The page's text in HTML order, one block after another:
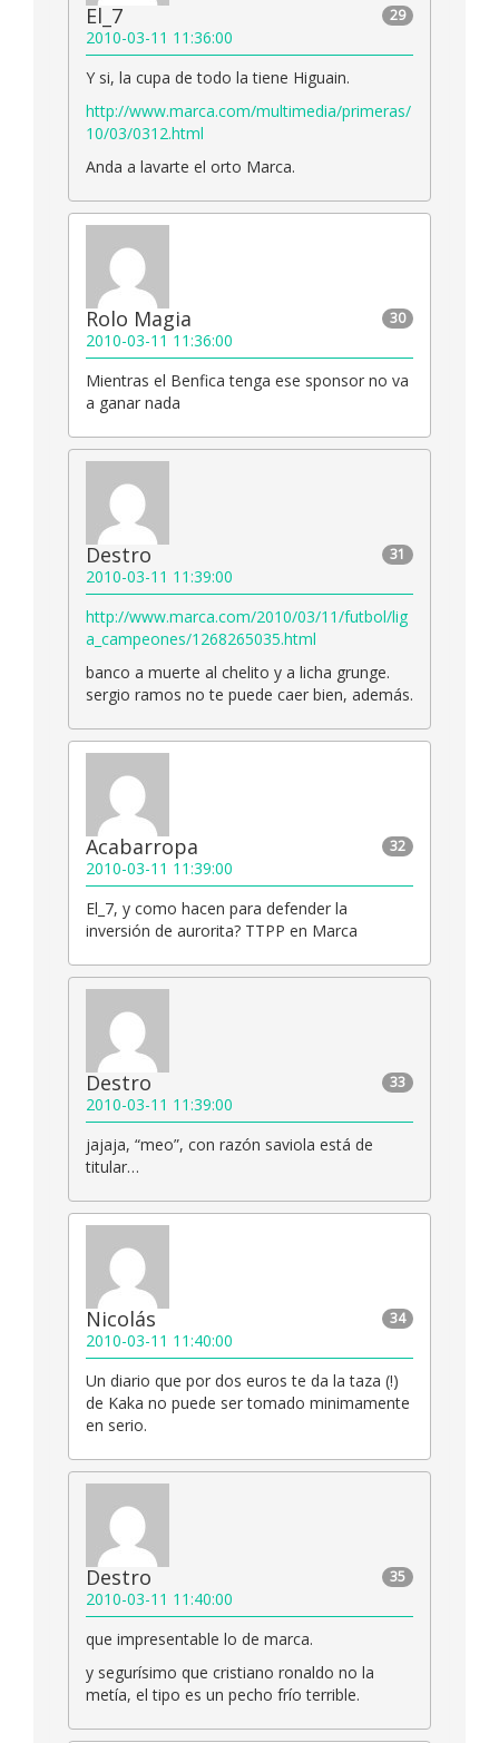
29
El_7
2010-03-11 11:36:00
Y si, la cupa de todo la tiene Higuain.
http://www.marca.com/multimedia/primeras/
10/03/0312.html
Anda a lavarte el orto Marca.
30
Rolo Magia
2010-03-11 11:36:00
Mientras el Benfica tenga ese sponsor no va
a ganar nada
31
Destro
2010-03-11 11:39:00
http://www.marca.com/2010/03/11/futbol/lig
a_campeones/1268265035.html
banco a muerte al chelito y a licha grunge.
sergio ramos no te puede caer bien, además.
32
Acabarropa
2010-03-11 11:39:00
El_7, y como hacen para defender la
inversión de aurorita? TTPP en Marca
33
Destro
2010-03-11 11:39:00
jajaja, “meo”, con razón saviola está de
titular…
34
Nicolás
2010-03-11 11:40:00
Un diario que por dos euros te da la taza (!)
de Kaka no puede ser tomado minimamente
en serio.
35
Destro
2010-03-11 11:40:00
que impresentable lo de marca.
y segurísimo que cristiano ronaldo no la
metía, el tipo es un pecho frío terrible.